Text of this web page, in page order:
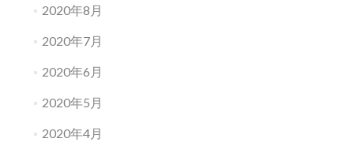
2020年8月
2020年7月
2020年6月
2020年5月
2020年4月